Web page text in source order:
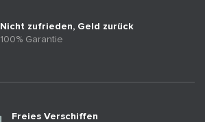
Nicht zufrieden, Geld zurück
100% Garantie
Freies Verschiffen